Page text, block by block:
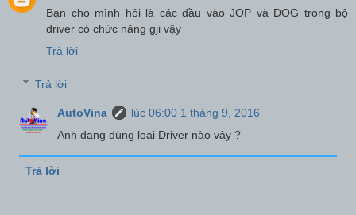
Bạn cho mình hỏi là các dầu vào JOP và DOG trong bộ
driver có chức năng gji vậy
Trả lời
Trả lời
AutoVina
lúc 06:00 1 tháng 9, 2016
Anh đang dùng loại Driver nào vậy ?
Trả lời